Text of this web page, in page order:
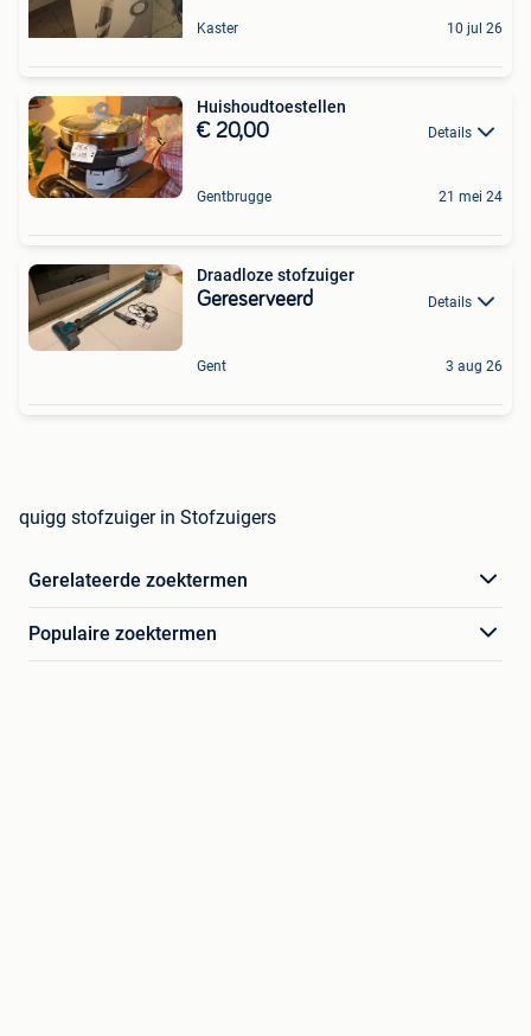
Kaster 10 jul 26
Huishoudtoestellen
€ 20,00 Details
Gentbrugge 21 mei 24
Draadloze stofzuiger
Gereserveerd Details
Gent 3 aug 26
quigg stofzuiger in Stofzuigers
Gerelateerde zoektermen
Populaire zoektermen